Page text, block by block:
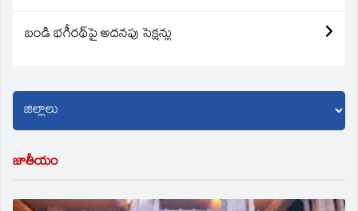
బండి భగీరథ్‌పై అదనపు సెక్షన్లు
జాతీయం